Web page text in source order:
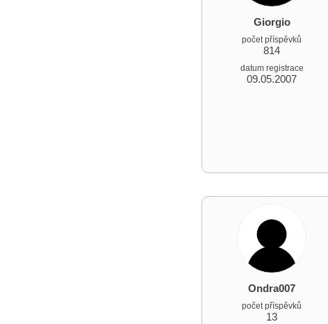
Giorgio
počet příspěvků
814
datum registrace
09.05.2007
Ondra007
počet příspěvků
13